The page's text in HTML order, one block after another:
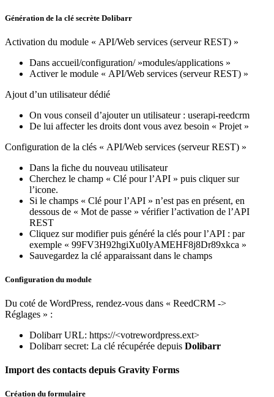
Génération de la clé secrète Dolibarr
Activation du module « API/Web services (serveur REST) »
Dans accueil/configuration/ »modules/applications »
Activer le module « API/Web services (serveur REST) »
Ajout d’un utilisateur dédié
On vous conseil d’ajouter un utilisateur : userapi-reedcrm
De lui affecter les droits dont vous avez besoin « Projet »
Configuration de la clés « API/Web services (serveur REST) »
Dans la fiche du nouveau utilisateur
Cherchez le champ « Clé pour l’API » puis cliquer sur
l’icone.
Si le champs « Clé pour l’API » n’est pas en présent, en
dessous de « Mot de passe » vérifier l’activation de l’API
REST
Cliquez sur modifier puis généré la clés pour l’API : par
exemple « 99FV3H92hgiXu0IyAMEHF8j8Dr89xkca »
Sauvegardez la clé apparaissant dans le champs
Configuration du module
Du coté de WordPress, rendez-vous dans « ReedCRM ->
Réglages » :
Dolibarr URL: https://<votrewordpress.ext>
Dolibarr secret: La clé récupérée depuis Dolibarr
Import des contacts depuis Gravity Forms
Création du formulaire